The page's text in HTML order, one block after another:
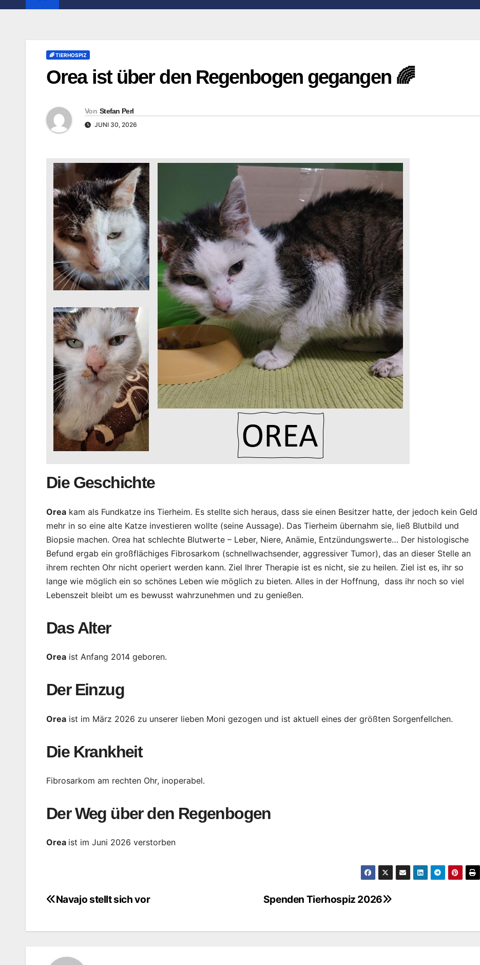
🌈 TIERHOSPIZ
Orea ist über den Regenbogen gegangen 🌈
Von Stefan Perl
JUNI 30, 2026
Die Geschichte
Orea kam als Fundkatze ins Tierheim. Es stellte sich heraus, dass sie einen Besitzer hatte, der jedoch kein Geld
mehr in so eine alte Katze investieren wollte (seine Aussage). Das Tierheim übernahm sie, ließ Blutbild und
Biopsie machen. Orea hat schlechte Blutwerte – Leber, Niere, Anämie, Entzündungswerte… Der histologische
Befund ergab ein großflächiges Fibrosarkom (schnellwachsender, aggressiver Tumor), das an dieser Stelle an
ihrem rechten Ohr nicht operiert werden kann. Ziel Ihrer Therapie ist es nicht, sie zu heilen. Ziel ist es, ihr so
lange wie möglich ein so schönes Leben wie möglich zu bieten. Alles in der Hoffnung, dass ihr noch so viel
Lebenszeit bleibt um es bewusst wahrzunehmen und zu genießen.
Das Alter
Orea ist Anfang 2014 geboren.
Der Einzug
Orea ist im März 2026 zu unserer lieben Moni gezogen und ist aktuell eines der größten Sorgenfellchen.
Die Krankheit
Fibrosarkom am rechten Ohr, inoperabel.
Der Weg über den Regenbogen
Orea ist im Juni 2026 verstorben
Beitragsnavigation Spenden Tierhospiz 2026
Navajo stellt sich vor